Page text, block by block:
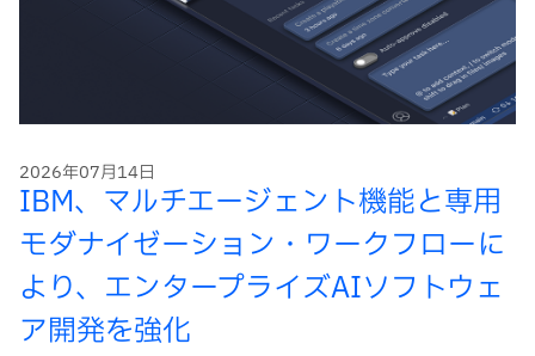
2026年07月14日
IBM、マルチエージェント機能と専用
モダナイゼーション・ワークフローに
より、エンタープライズAIソフトウェ
ア開発を強化